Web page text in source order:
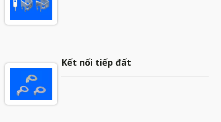
Kết nối tiếp đất